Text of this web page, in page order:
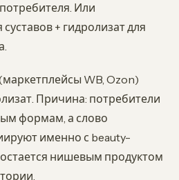
Или
+ гидролизат для
WB, Ozon)
Причина: потребители
формам, а слово
именно с beauty-
нишевым продуктом